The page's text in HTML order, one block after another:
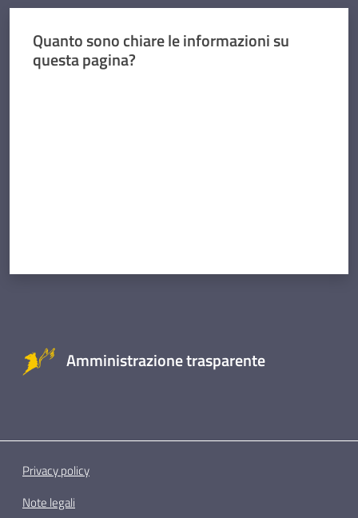
Quanto sono chiare le informazioni su
questa pagina?
Amministrazione trasparente
Privacy policy
Note legali